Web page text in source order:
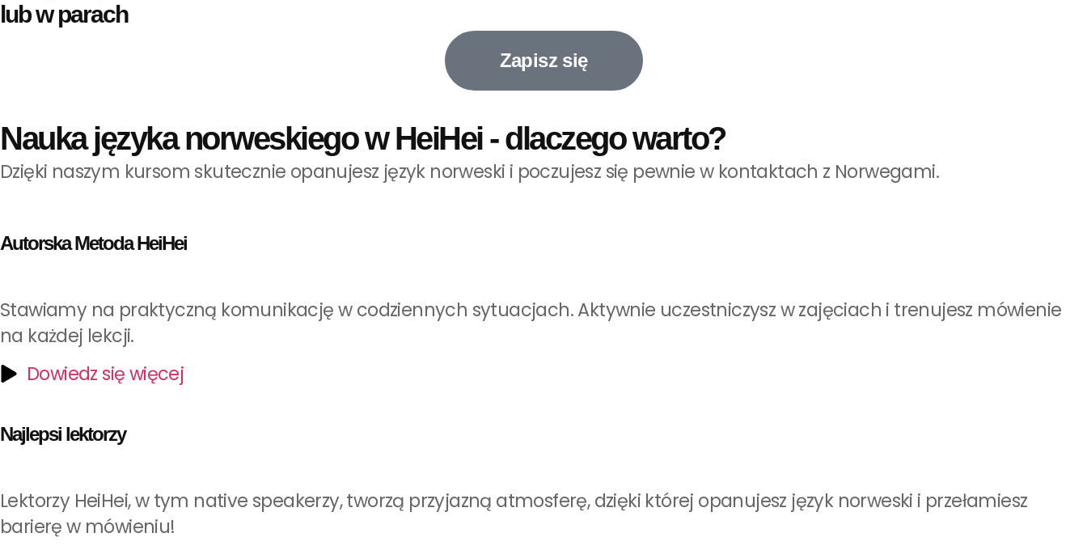
lub w parach
Zapisz się
Nauka języka norweskiego w HeiHei - dlaczego warto?
Dzięki naszym kursom skutecznie opanujesz język norweski i poczujesz się pewnie w kontaktach z Norwegami.
Autorska Metoda HeiHei
Stawiamy na praktyczną komunikację w codziennych sytuacjach. Aktywnie uczestniczysz w zajęciach i trenujesz mówienie
na każdej lekcji.
Dowiedz się więcej
Najlepsi lektorzy
Lektorzy HeiHei, w tym native speakerzy, tworzą przyjazną atmosferę, dzięki której opanujesz język norweski i przełamiesz
barierę w mówieniu!